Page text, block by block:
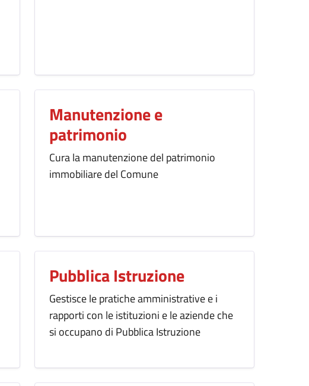
Manutenzione e
patrimonio
Cura la manutenzione del patrimonio
immobiliare del Comune
Pubblica Istruzione
Gestisce le pratiche amministrative e i
rapporti con le istituzioni e le aziende che
si occupano di Pubblica Istruzione